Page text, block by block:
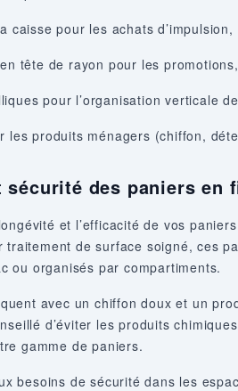
caisse pour les achats d’impulsion,
tête de rayon pour les
pour l’organisation verticale
les produits ménagers (chiffon,
sécurité des paniers en
et l’efficacité de vos
traitement de surface soigné, ces
ou organisés par compartiments.
avec un chiffon doux et un
d’éviter les produits
gamme de paniers.
besoins de sécurité dans les